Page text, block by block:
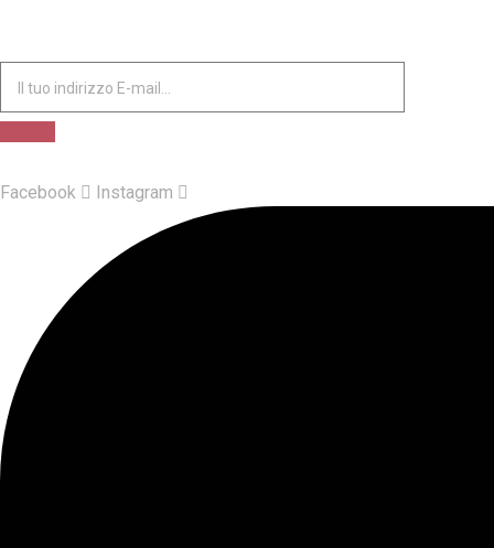
Facebook Instagram